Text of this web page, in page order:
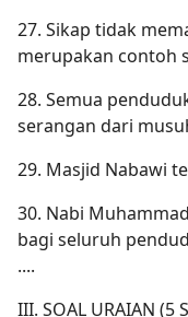
27. Sikap tidak
merupakan contoh
28. Semua
serangan dari
29. Masjid Nabawi
30. Nabi
bagi seluruh
....
III. SOAL URAIAN (5